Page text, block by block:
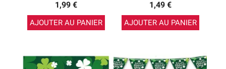
1,99 €
AJOUTER AU PANIER
1,49 €
AJOUTER AU PANIER